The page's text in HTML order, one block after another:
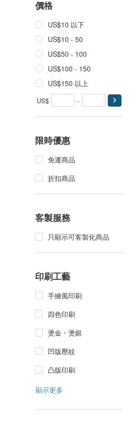
價格
US$10 以下
US$10 - 50
US$50 - 100
US$100 - 150
US$150 以上
US$ -
限時優惠
免運商品
折扣商品
客製服務
只顯示可客製化商品
印刷工藝
手繪風印刷
四色印刷
燙金・燙銀
凹版壓紋
凸版印刷
顯示更多